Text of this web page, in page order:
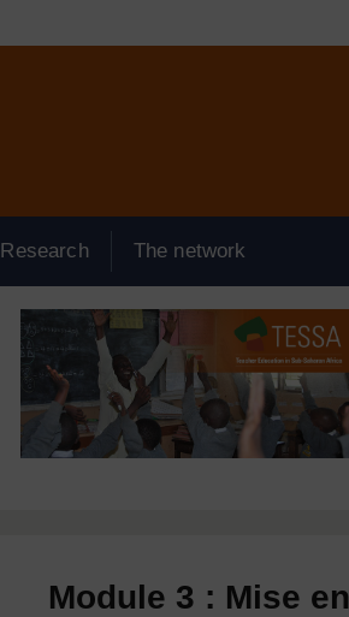
Research The network
Module 3 : Mise